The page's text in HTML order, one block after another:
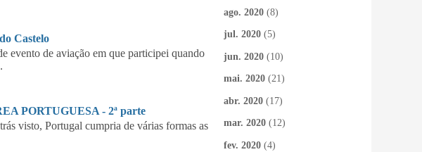
Castelo
evento de aviação em que participei quando
PORTUGUESA - 2ª parte
visto, Portugal cumpria de várias formas as
ago. 2020 (8)
jul. 2020 (5)
jun. 2020 (10)
mai. 2020 (21)
abr. 2020 (17)
mar. 2020 (12)
fev. 2020 (4)